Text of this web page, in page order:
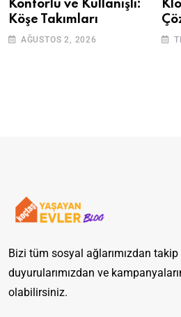
Konforlu ve Kullanışlı:
Köşe Takımları
AĞUSTOS 2, 2026
Bizi tüm sosyal ağlarımızdan takip
duyurularımızdan ve
olabilirsiniz.